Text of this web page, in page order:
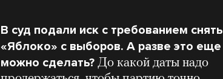
В суд подали иск с требованием снять
«Яблоко» с выборов. А разве это еще
можно сделать? До какой даты надо